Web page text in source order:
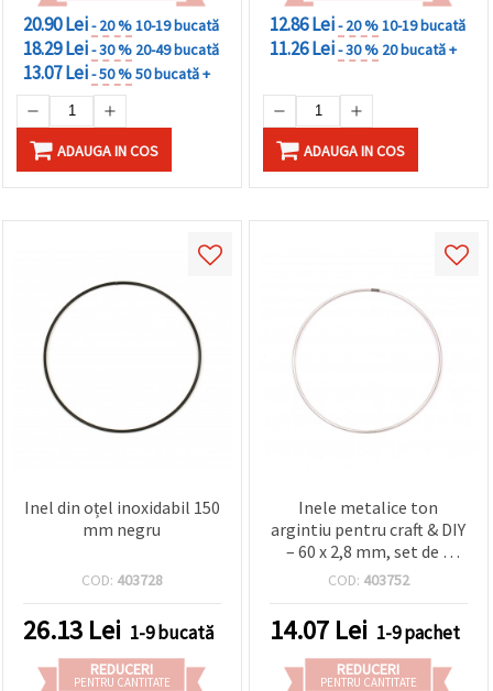
20.90 Lei- 20 %10-19 bucată
18.29 Lei- 30 % 20-49 bucată
13.07 Lei- 50 %50 bucată +
ADAUGA IN COS
12.86 Lei- 20 %10-19 bucată
11.26 Lei- 30 % 20 bucată +
ADAUGA IN COS
Inel din oțel inoxidabil 150
mm negru
COD: 403728
26.13 Lei 1-9 bucată
REDUCERI
PENTRU CANTITATE
Inele metalice ton
argintiu pentru craft & DIY
– 60 x 2,8 mm, set de 4
bucăți pentru proiecte
COD: 403752
14.07 Lei 1-9 pachet
REDUCERI
PENTRU CANTITATE